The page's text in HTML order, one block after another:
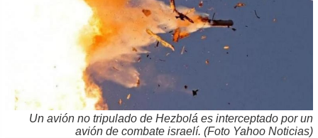
Un avión no tripulado de Hezbolá es interceptado por un
avión de combate israelí. (Foto Yahoo Noticias)